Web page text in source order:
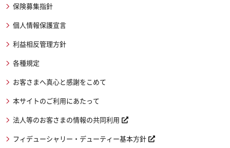
保険募集指針
個人情報保護宣言
利益相反管理方針
各種規定
お客さまへ真心と感謝をこめて
本サイトのご利用にあたって
法人等のお客さまの情報の共同利用
フィデューシャリー・デューティー基本方針